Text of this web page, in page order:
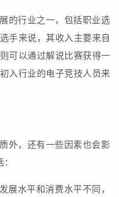
的行业之一，包括职业选
手来说，其收入主要来自
可以通过解说比赛获得一
入行业的电子竞技人员来
外，还有一些因素也会影
展水平和消费水平不同，